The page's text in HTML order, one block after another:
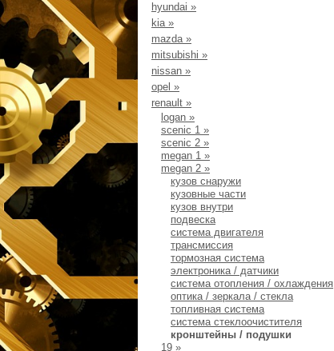
hyundai »
kia»
mazda»
mitsubishi »
nissan »
opel »
renault »
logan »
scenic 1 »
scenic 2 »
megan 1 »
megan 2 »
кузов снаружи
кузовные части
кузов внутри
подвеска
система двигателя
трансмиссия
тормозная система
электроника / датчики
система отопления / охлаждения
оптика / зеркала / стекла
топливная система
система стеклоочистителя
кронштейны / подушки
19 »